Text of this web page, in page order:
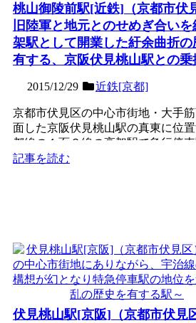
桃山御陵前駅[近鉄]（京都市伏
旧陸軍と地元とのせめぎ合い
架駅として開業した紆余曲折の
有する、京阪伏見桃山駅との乗
2015/12/29 近鉄[京都]
京都市伏見区の中心市街地・大手
面した京阪伏見桃山駅の真東に位
都線の１面２線の高架駅で急行停
伏見桃山駅から遅れる...
記事を読む
伏見桃山駅[京阪]（京都市伏見